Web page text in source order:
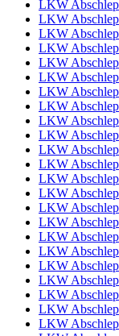
LKW
LKW
LKW
LKW
LKW
LKW
LKW
LKW
LKW
LKW
LKW
LKW
LKW
LKW
LKW
LKW
LKW
LKW
LKW
LKW
LKW
LKW
LKW